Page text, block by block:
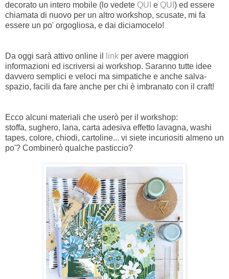
decorato un intero mobile (lo vedete QUI e QUI ) ed essere
chiamata di nuovo per un altro workshop, scusate, mi fa
essere un po' orgogliosa, e dai diciamocelo!
Da oggi sarà attivo online il link per avere maggiori
informazioni ed iscriversi ai workshop. Saranno tutte idee
davvero semplici e veloci ma simpatiche e anche salva-
spazio, facili da fare anche per chi è imbranato con il craft!
Ecco alcuni materiali che userò per il workshop:
stoffa, sughero, lana, carta adesiva effetto lavagna, washi
tapes, colore, chiodi, cartoline... vi siete incuriositi almeno un
po'? Combinerò qualche pasticcio?